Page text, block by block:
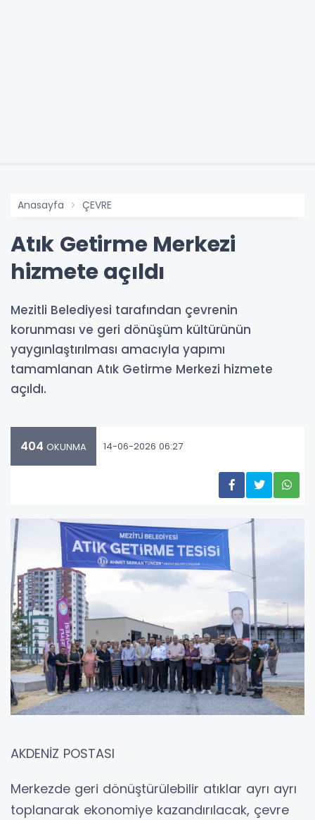
Anasayfa ÇEVRE
Atık Getirme Merkezi
hizmete açıldı
Mezitli Belediyesi tarafından çevrenin
korunması ve geri dönüşüm kültürünün
yaygınlaştırılması amacıyla yapımı
tamamlanan Atık Getirme Merkezi hizmete
açıldı.
404 OKUNMA 14-06-2026 06:27
AKDENİZ POSTASI
Merkezde geri dönüştürülebilir atıklar ayrı ayrı
toplanarak ekonomiye kazandırılacak, çevre